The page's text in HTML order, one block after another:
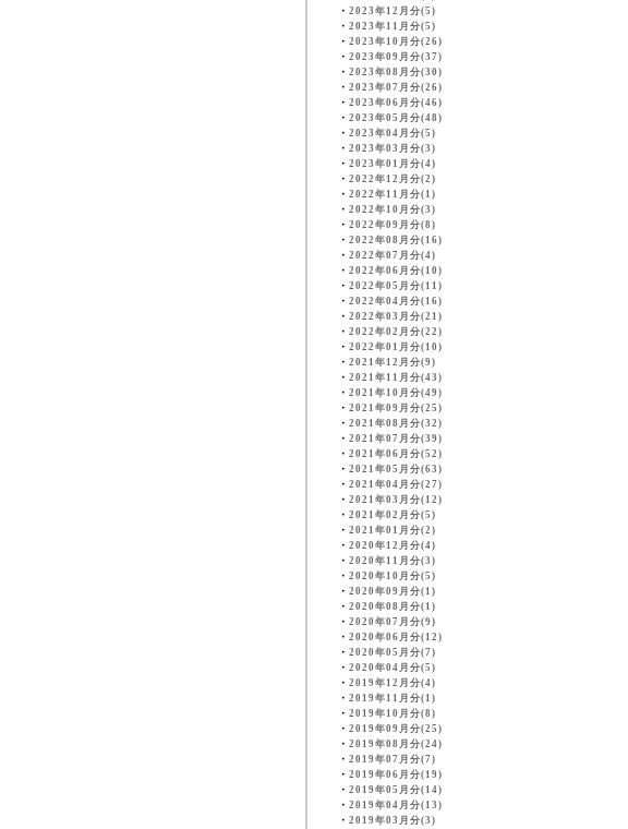
・ 2023年12月分(5)
・ 2023年11月分(5)
・ 2023年10月分(26)
・ 2023年09月分(37)
・ 2023年08月分(30)
・ 2023年07月分(26)
・ 2023年06月分(46)
・ 2023年05月分(48)
・ 2023年04月分(5)
・ 2023年03月分(3)
・ 2023年01月分(4)
・ 2022年12月分(2)
・ 2022年11月分(1)
・ 2022年10月分(3)
・ 2022年09月分(8)
・ 2022年08月分(16)
・ 2022年07月分(4)
・ 2022年06月分(10)
・ 2022年05月分(11)
・ 2022年04月分(16)
・ 2022年03月分(21)
・ 2022年02月分(22)
・ 2022年01月分(10)
・ 2021年12月分(9)
・ 2021年11月分(43)
・ 2021年10月分(49)
・ 2021年09月分(25)
・ 2021年08月分(32)
・ 2021年07月分(39)
・ 2021年06月分(52)
・ 2021年05月分(63)
・ 2021年04月分(27)
・ 2021年03月分(12)
・ 2021年02月分(5)
・ 2021年01月分(2)
・ 2020年12月分(4)
・ 2020年11月分(3)
・ 2020年10月分(5)
・ 2020年09月分(1)
・ 2020年08月分(1)
・ 2020年07月分(9)
・ 2020年06月分(12)
・ 2020年05月分(7)
・ 2020年04月分(5)
・ 2019年12月分(4)
・ 2019年11月分(1)
・ 2019年10月分(8)
・ 2019年09月分(25)
・ 2019年08月分(24)
・ 2019年07月分(7)
・ 2019年06月分(19)
・ 2019年05月分(14)
・ 2019年04月分(13)
・ 2019年03月分(3)